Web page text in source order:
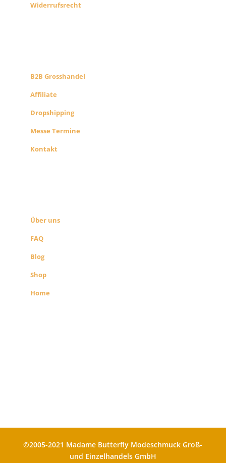
Widerrufsrecht
B2B Grosshandel
Affiliate
Dropshipping
Messe Termine
Kontakt
Über uns
FAQ
Blog
Shop
Home
©2005-2021 Madame Butterfly Modeschmuck Groß-
und Einzelhandels GmbH